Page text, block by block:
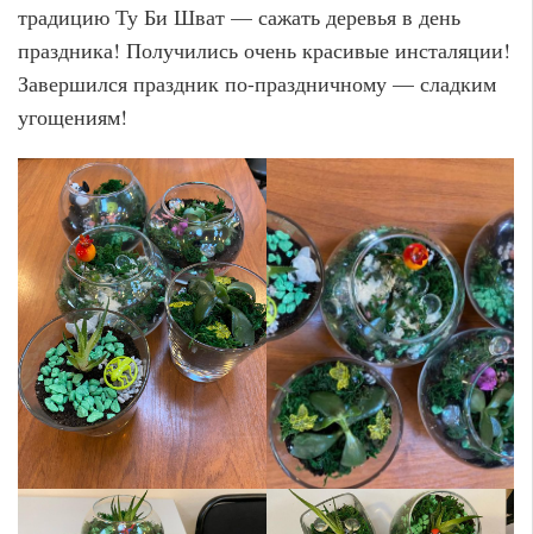
традицию Ту Би Шват — сажать деревья в день
праздника! Получились очень красивые инсталяции!
Завершился праздник по-праздничному — сладким
угощениям!